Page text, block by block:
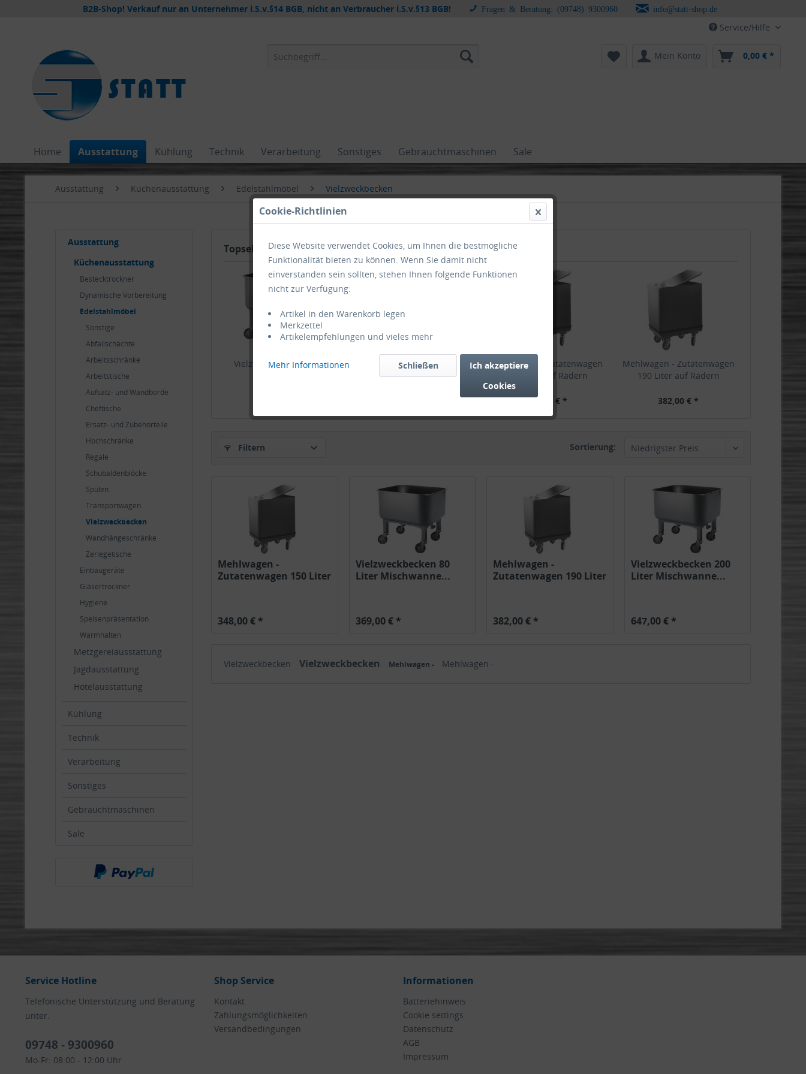
B2B-Shop! Verkauf nur an Unternehmer i.S.v.§14 BGB, nicht an Verbraucher i.S.v.§13 BGB! Fragen & Beratung: (09748) 9300960 info@statt-shop.de
Service/Hilfe
Mein Konto 0,00 € *
Home Ausstattung Kühlung Technik Verarbeitung Sonstiges Gebrauchtmaschinen Sale
Ausstattung Küchenausstattung Edelstahlmöbel Vielzweckbecken
Ausstattung
Küchenausstattung
Bestecktrockner
Dynamische Vorbereitung
Edelstahlmöbel
Sonstige
Abfallschächte
Arbeitsschränke
Arbeitstische
Aufsatz- und Wandborde
Cheftische
Ersatz- und Zubehörteile
Hochschränke
Regale
Schubaldenblöcke
Spülen
Transportwägen
Vielzweckbecken
Wandhängeschränke
Zerlegetische
Einbaugeräte
Gläsertrockner
Hygiene
Speisenpräsentation
Warmhalten
Metzgereiausstattung
Jagdausstattung
Hotelausstattung
Kühlung
Technik
Verarbeitung
Sonstiges
Gebrauchtmaschinen
Sale
Topseller
Vielzweckbecken 80 Liter
Vielzweckbecken 200 Liter
Mischwanne...
Mehlwagen - Zutatenwagen
150 Liter auf Rädern
348,00 € *
Mehlwagen - Zutatenwagen
190 Liter auf Rädern
382,00 € *
Filtern Sortierung:
Mehlwagen -
Zutatenwagen 150 Liter
348,00 € *
Vielzweckbecken 80
Liter Mischwanne...
369,00 € *
Mehlwagen -
Zutatenwagen 190 Liter
382,00 € *
Vielzweckbecken 200
Liter Mischwanne...
647,00 € *
Vielzweckbecken Vielzweckbecken Mehlwagen - Mehlwagen -
Service Hotline
Telefonische Unterstützung und Beratung
unter:
09748 - 9300960
Mo-Fr: 08:00 - 12:00 Uhr
Shop Service
Kontakt
Zahlungsmöglichkeiten
Versandbedingungen
Informationen
Batteriehinweis
Cookie settings
Datenschutz
AGB
Impressum
Cookie-Richtlinien
Diese Website verwendet Cookies, um Ihnen die bestmögliche
Funktionalität bieten zu können. Wenn Sie damit nicht
einverstanden sein sollten, stehen Ihnen folgende Funktionen
nicht zur Verfügung:
Artikel in den Warenkorb legen
Merkzettel
Artikelempfehlungen und vieles mehr
Mehr Informationen
Ich akzeptiere
Cookies
Schließen